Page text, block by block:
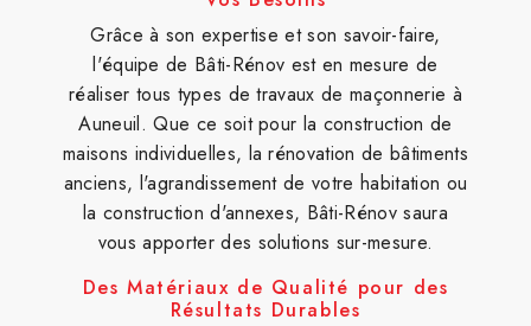
Grâce à son expertise et son savoir-faire,
l'équipe de Bâti-Rénov est en mesure de
réaliser tous types de travaux de maçonnerie à
Auneuil. Que ce soit pour la construction de
maisons individuelles, la rénovation de bâtiments
anciens, l'agrandissement de votre habitation ou
la construction d'annexes, Bâti-Rénov saura
vous apporter des solutions sur-mesure.
Des Matériaux de Qualité pour des
Résultats Durables